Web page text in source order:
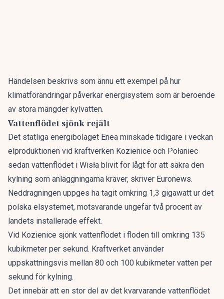
Händelsen beskrivs som ännu ett exempel på hur
klimatförändringar påverkar energisystem som är beroende
av stora mängder kylvatten.
Vattenflödet sjönk rejält
Det statliga energibolaget Enea minskade tidigare i veckan
elproduktionen vid kraftverken Kozienice och Połaniec
sedan vattenflödet i Wisła blivit för lågt för att säkra den
kylning som anläggningarna kräver, skriver Euronews.
Neddragningen uppges ha tagit omkring 1,3 gigawatt ur det
polska elsystemet, motsvarande ungefär två procent av
landets installerade effekt.
Vid Kozienice sjönk vattenflödet i floden till omkring 135
kubikmeter per sekund. Kraftverket använder
uppskattningsvis mellan 80 och 100 kubikmeter vatten per
sekund för kylning.
Det innebär att en stor del av det kvarvarande vattenflödet